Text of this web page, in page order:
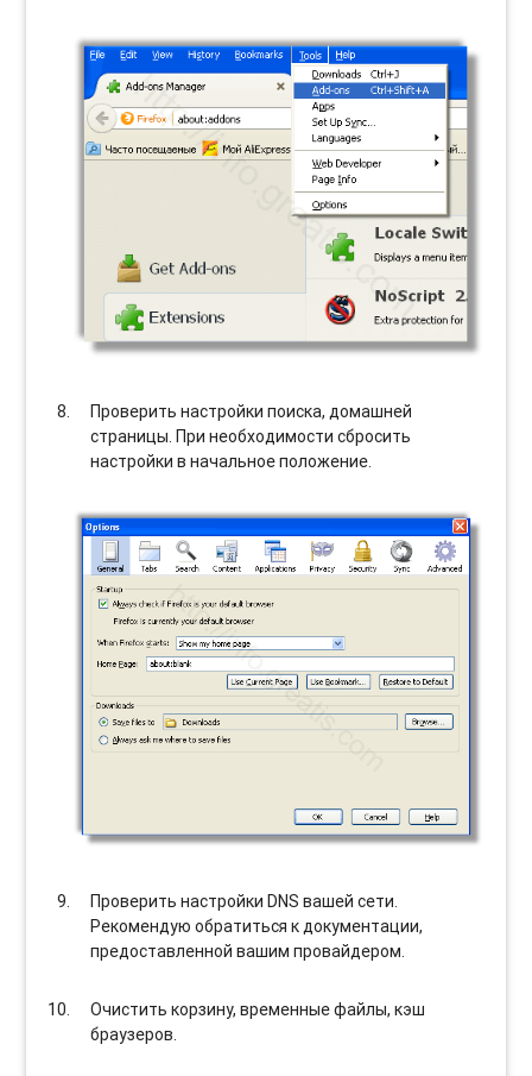
Проверить настройки поиска, домашней
страницы. При необходимости сбросить
настройки в начальное положение.
Проверить настройки DNS вашей сети.
Рекомендую обратиться к документации,
предоставленной вашим провайдером.
Очистить корзину, временные файлы, кэш
браузеров.